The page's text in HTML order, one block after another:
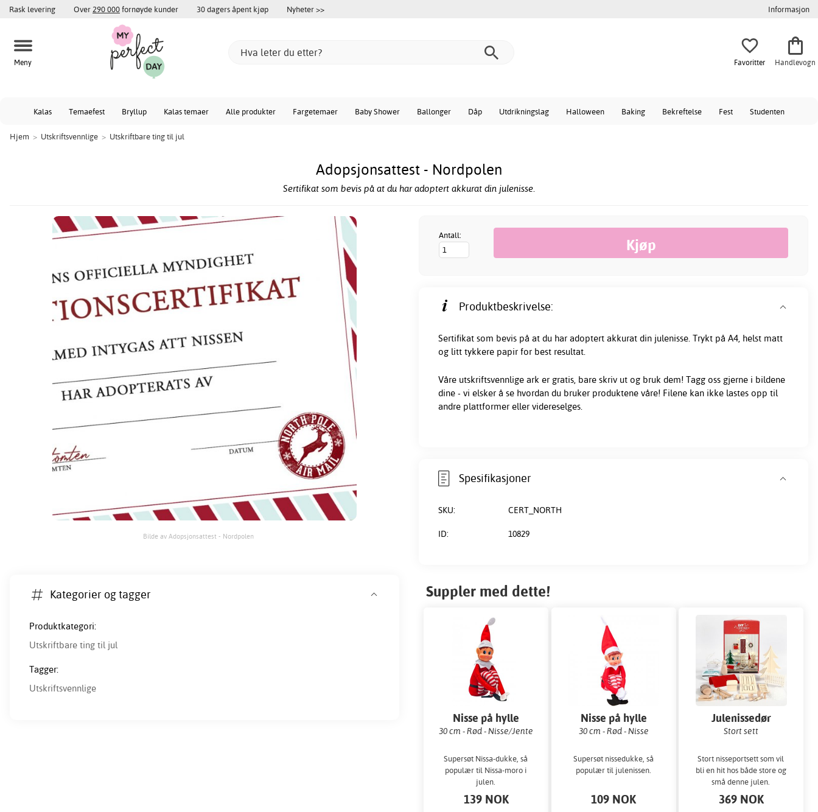
Rask levering Over 290 000fornøyde kunder 30 dagers åpent kjøp Nyheter >> Informasjon
Meny Favoritter Handlevogn
Kalas Temaefest Bryllup Kalas temaer Alle produkter Fargetemaer Baby Shower Ballonger Dåp Utdrikningslag Halloween Baking Bekreftelse Fest Studenten
Hjem > Utskriftsvennlige > Utskriftbare ting til jul
Adopsjonsattest - Nordpolen
Sertifikat som bevis på at du har adoptert akkurat din julenisse.
Bilde av Adopsjonsattest - Nordpolen
Antall:
Produktbeskrivelse:
Sertifikat som bevis på at du har adoptert akkurat din julenisse. Trykt på A4, helst matt
og litt tykkere papir for best resultat.
Våre utskriftsvennlige ark er gratis, bare skriv ut og bruk dem! Tagg oss gjerne i bildene
dine - vi elsker å se hvordan du bruker produktene våre! Filene kan ikke lastes opp til
andre plattformer eller videreselges.
Spesifikasjoner
SKU: CERT_NORTH
ID: 10829
Kategorier og tagger
Produktkategori:
Utskriftbare ting til jul
Tagger:
Utskriftsvennlige
Suppler med dette!
Nisse på hylle
30 cm - Rød - Nisse/Jente
Supersøt Nissa-dukke, så
populær til Nissa-moro i
julen.
139 NOK
Nisse på hylle
30 cm - Rød - Nisse
Supersøt nissedukke, så
populær til julenissen.
109 NOK
Julenissedør
Stort sett
Stort nisseportsett som vil
bli en hit hos både store og
små denne julen.
369 NOK